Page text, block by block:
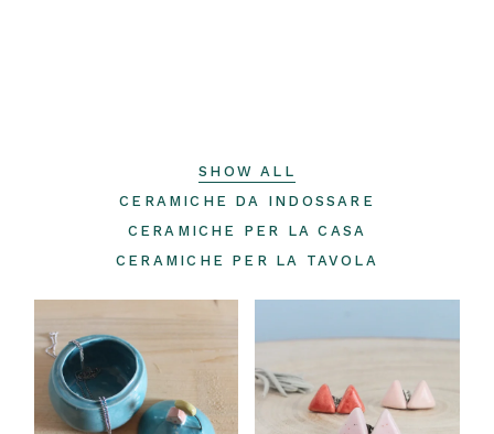
SHOW ALL
CERAMICHE DA INDOSSARE
CERAMICHE PER LA CASA
CERAMICHE PER LA TAVOLA